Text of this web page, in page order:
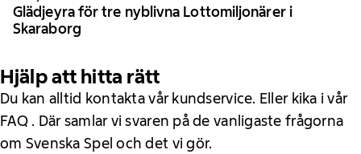
Glädjeyra för tre nyblivna Lottomiljonärer i
Skaraborg
Hjälp att hitta rätt
Du kan alltid kontakta vår kundservice. Eller kika i vår
FAQ . Där samlar vi svaren på de vanligaste frågorna
om Svenska Spel och det vi gör.